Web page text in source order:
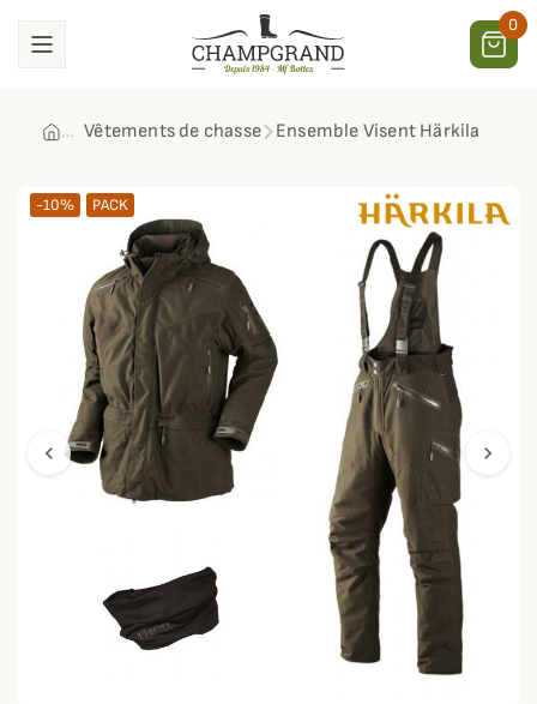
0
Vêtements de chasse Ensemble Visent Härkila
chevron_left chevron_right
-10% PACK